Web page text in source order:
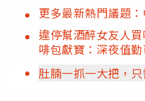
更多最新熱門議題
違停幫酒醉女友人
啡包獻寶：深夜值
肚腩一抓一大把，